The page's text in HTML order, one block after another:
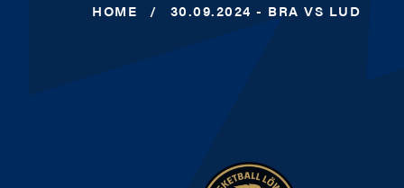
HOME / 30.09.2024 - BRA VS LUD